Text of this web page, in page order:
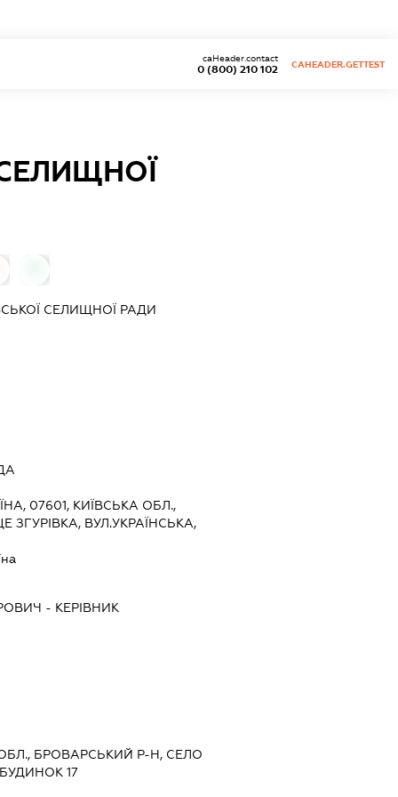
0 (800) 210 102
caHeader.contact
CAHEADER.GETTEST
СЕЛИЩНОЇ
СЕЛИЩНОЇ РАДИ
07601, КИЇВСЬКА ОБЛ.,
ВУЛ.УКРАЇНСЬКА,
- КЕРІВНИК
ОБЛ., БРОВАРСЬКИЙ Р-Н, СЕЛО
17